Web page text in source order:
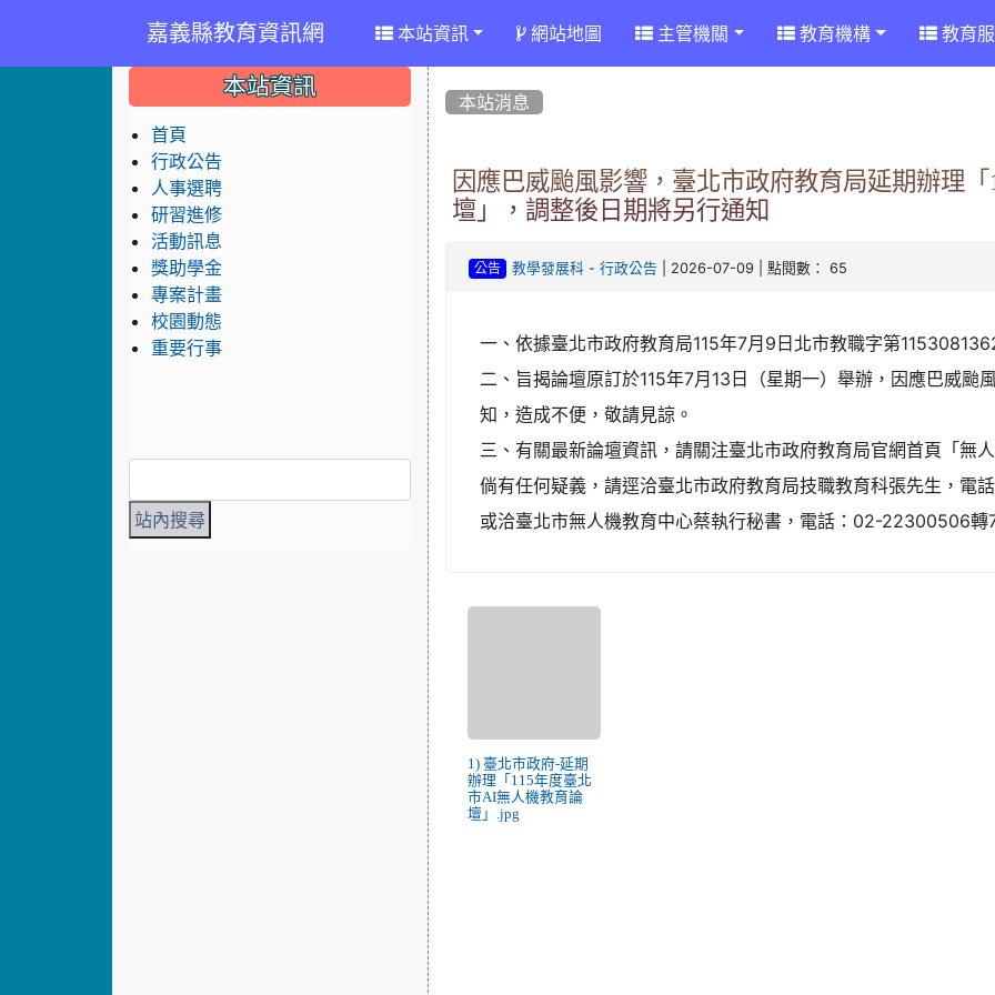
嘉義縣教育資訊網 本站資訊 網站地圖 主管機關 教育機構 教育
本站消息
因應巴威颱風影響，臺北市政府教育局延期辦理
壇」，調整後日期將另行通知
公告 教學發展科 - 行政公告 | 2026-07-09 | 點閱數： 65
一、依據臺北市政府教育局115年7月9日北市教職字第
二、旨揭論壇原訂於115年7月13日（星期一）舉辦，因應巴威颱
知，造成不便，敬請見諒。
三、有關最新論壇資訊，請關注臺北市政府教育局官網首頁「無
倘有任何疑義，請逕洽臺北市政府教育局技職教育科張先生，
或洽臺北市無人機教育中心蔡執行秘書，電話：02-22300506轉
1) 臺北市政府-延期
辦理「115年度臺北
市AI無人機教育論
壇」.jpg
::: 本站資訊
首頁
行政公告
人事選聘
研習進修
活動訊息
獎助學金
專案計畫
校園動態
重要行事